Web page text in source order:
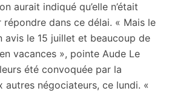
aurait indiqué qu’elle n’était
dans ce délai. « Mais le
avis le 15 juillet et beaucoup de
vacances », pointe Aude Le
été convoquée par la
autres négociateurs, ce lundi. «